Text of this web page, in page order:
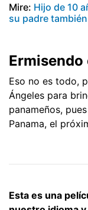
Mire: Hijo de 10
su padre
Ermisendo
Eso no es todo,
Ángeles para
panameños,
Panama, el
Esta es una